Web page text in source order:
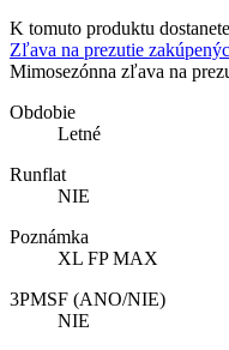
K tomuto produktu
Zľava na prezutie
Mimosezónna zľava na
Obdobie
Letné
Runflat
NIE
Poznámka
XL FP MAX
3PMSF (ANO/NIE)
NIE